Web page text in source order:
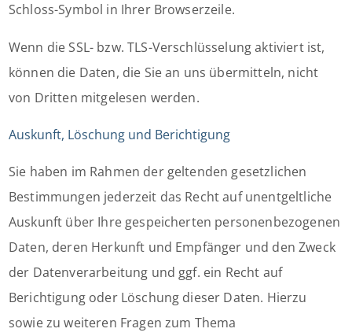
Schloss-Symbol in Ihrer Browserzeile.
Wenn die SSL- bzw. TLS-Verschlüsselung aktiviert ist,
können die Daten, die Sie an uns übermitteln, nicht
von Dritten mitgelesen werden.
Auskunft, Löschung und Berichtigung
Sie haben im Rahmen der geltenden gesetzlichen
Bestimmungen jederzeit das Recht auf unentgeltliche
Auskunft über Ihre gespeicherten personenbezogenen
Daten, deren Herkunft und Empfänger und den Zweck
der Datenverarbeitung und ggf. ein Recht auf
Berichtigung oder Löschung dieser Daten. Hierzu
sowie zu weiteren Fragen zum Thema